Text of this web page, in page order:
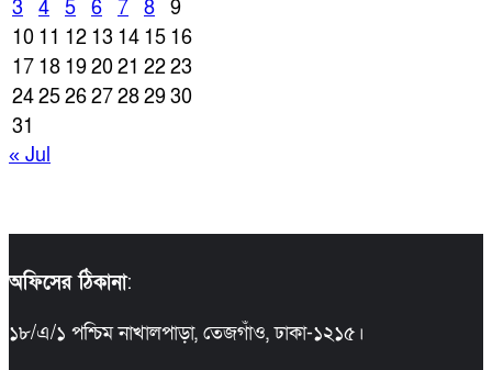
3
4 5 6 7 8
9
10 11 12 13 14 15 16
17 18 1920 21 2223
24252627282930
31
« Jul
অফিসের ঠিকানা:
১৮/এ/১ পশ্চিম নাখালপাড়া, তেজগাঁও, ঢাকা-১২১৫।